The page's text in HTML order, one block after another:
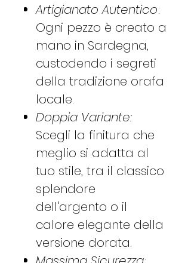
Artigianato Autentico:
Ogni pezzo è creato a
mano in Sardegna,
custodendo i segreti
della tradizione orafa
locale.
Doppia Variante:
Scegli la finitura che
meglio si adatta al
tuo stile, tra il classico
splendore
dell'argento o il
calore elegante della
versione dorata.